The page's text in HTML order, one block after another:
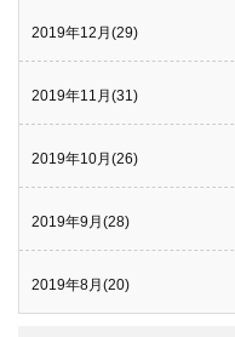
2019年12月(29)
2019年11月(31)
2019年10月(26)
2019年9月(28)
2019年8月(20)